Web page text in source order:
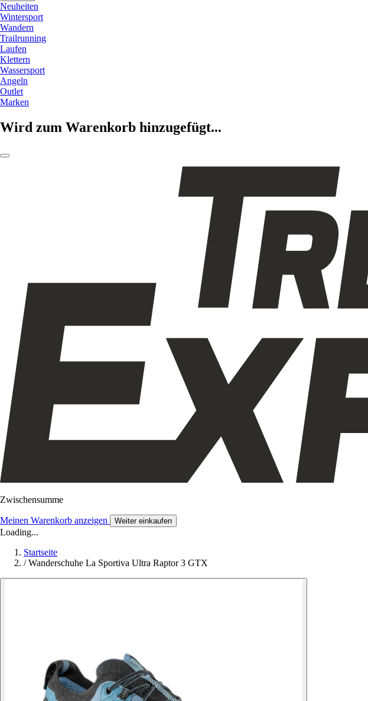
Neuheiten
Wintersport
Wandern
Trailrunning
Laufen
Klettern
Wassersport
Angeln
Outlet
Marken
Wird zum Warenkorb hinzugefügt...
Zwischensumme
Meinen Warenkorb anzeigen Weiter einkaufen
Loading...
Startseite
/ Wanderschuhe La Sportiva Ultra Raptor 3 GTX